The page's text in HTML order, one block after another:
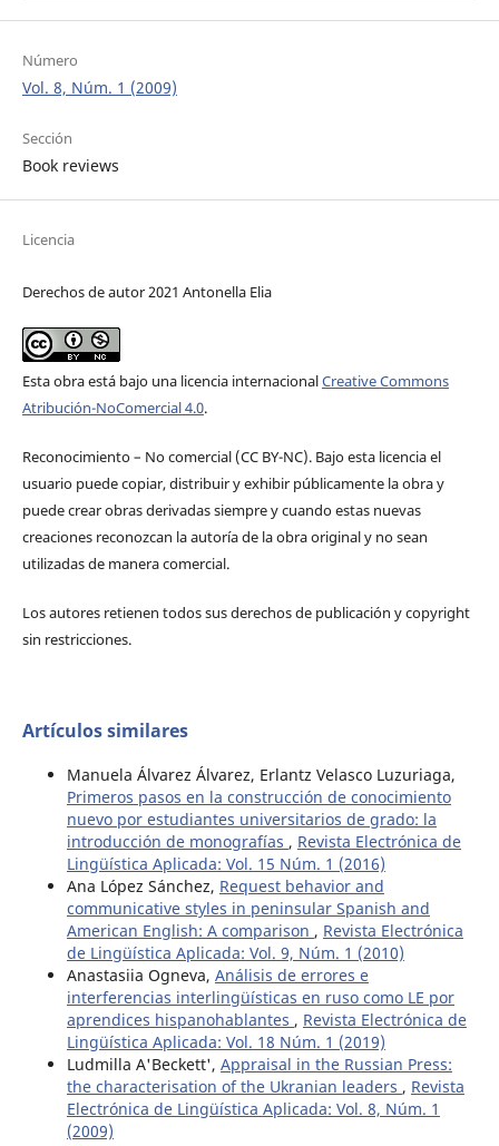
Número
Vol. 8, Núm. 1 (2009)
Sección
Book reviews
Licencia
Derechos de autor 2021 Antonella Elia
Esta obra está bajo una licencia internacionalCreative Commons
Atribución-NoComercial 4.0.
Reconocimiento – No comercial (CC BY-­NC). Bajo esta licencia el
usuario puede copiar, distribuir y exhibir públicamente la obra y
puede crear obras derivadas siempre y cuando estas nuevas
creaciones reconozcan la autoría de la obra original y no sean
utilizadas de manera comercial.
Los autores retienen todos sus derechos de publicación y copyright
sin restricciones.
Artículos similares
Manuela Álvarez Álvarez, Erlantz Velasco Luzuriaga,
Primeros pasos en la construcción de conocimiento
nuevo por estudiantes universitarios de grado: la
introducción de monografías , Revista Electrónica de
Lingüística Aplicada: Vol. 15 Núm. 1 (2016)
Ana López Sánchez, Request behavior and
communicative styles in peninsular Spanish and
American English: A comparison , Revista Electrónica
de Lingüística Aplicada: Vol. 9, Núm. 1 (2010)
Anastasiia Ogneva, Análisis de errores e
interferencias interlingüísticas en ruso como LE por
aprendices hispanohablantes , Revista Electrónica de
Lingüística Aplicada: Vol. 18 Núm. 1 (2019)
Ludmilla A'Beckett', Appraisal in the Russian Press:
the characterisation of the Ukranian leaders , Revista
Electrónica de Lingüística Aplicada: Vol. 8, Núm. 1
(2009)